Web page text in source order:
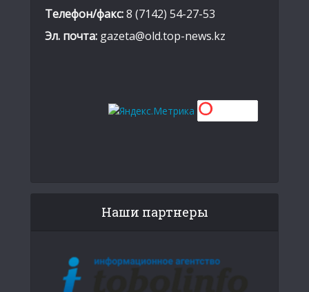
Телефон/факс:8 (7142) 54-27-53
Эл. почта: gazeta@old.top-news.kz
Наши партнеры